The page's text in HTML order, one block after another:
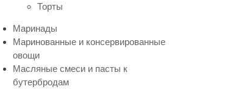
Торты
Маринады
Маринованные и консервированные
овощи
Масляные смеси и пасты к
бутербродам